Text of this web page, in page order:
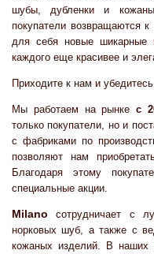
шубы, дубленки и
покупатели возвращаются
для себя новые шикарные
каждого еще красивее и
Приходите к нам и
Мы работаем на рынкес
только покупатели, но и
с фабриками по
позволяют нам
Благодаря этому
специальные акции.
Milano сотрудничает с
норковых шуб, а также с
кожаных изделий. В наших